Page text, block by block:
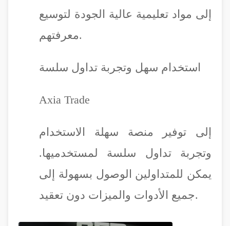
إلى مواد تعليمية عالية الجودة لتوسيع
معرفتهم.
استخدام سهل وتجربة تداول سلسة
Axia Trade
إلى توفير منصة سهلة الاستخدام
وتجربة تداول سلسة لمستخدميها.
يمكن للمتداولين الوصول بسهولة إلى
جميع الأدوات والميزات دون تعقيد.